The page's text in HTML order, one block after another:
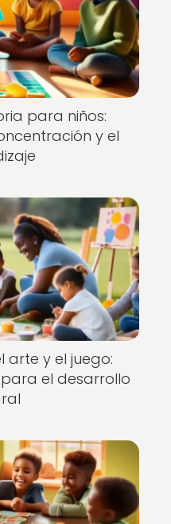
para niños:
y el
arte y el juego:
el desarrollo